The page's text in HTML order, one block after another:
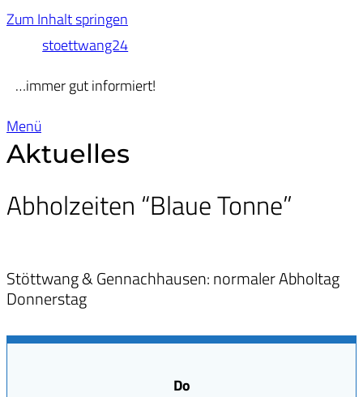
Zum Inhalt springen
stoettwang24
…immer gut informiert!
Menü
Aktuelles
Abholzeiten “Blaue Tonne”
Stöttwang & Gennachhausen: normaler Abholtag
Donnerstag
Do